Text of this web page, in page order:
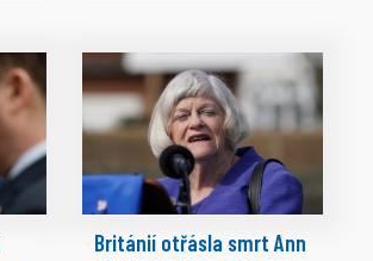
Británií otřásla smrt Ann